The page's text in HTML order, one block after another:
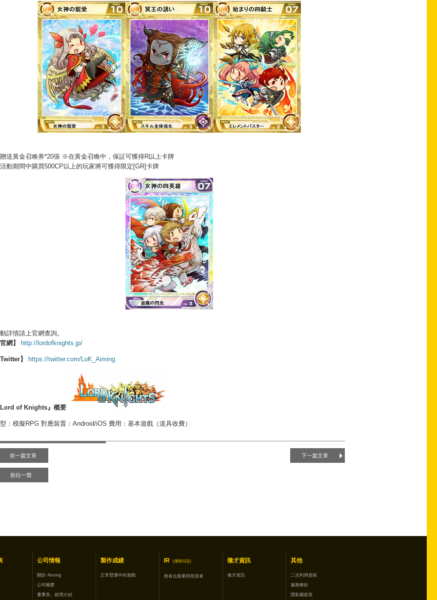
贈送黃金召喚券*20張 ※在黃金召喚中，保証可獲得R以上卡牌
活動期間中購買500CP以上的玩家將可獲得限定[GR]卡牌
詳情請上官網查詢。
官網 】 http://lordofknights.jp/
Twitter】 https://twitter.com/LoK_Aiming
Lord of Knights』概要
：模擬RPG 對應裝置：Android/iOS 費用：基本遊戲（道具收費）
下一篇文章
前一篇文章
前往一覽
公司情報
關於 Aiming
公司概要
董事長、經理介紹
製作成績
正常營運中的遊戲
IR (僅限日語)
致各位股東與投資者
徵才資訊
徵才資訊
其他
二次利用規範
服務條款
隱私權政策